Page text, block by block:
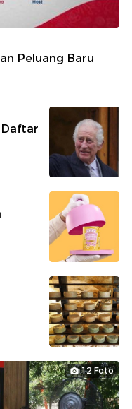
Peluang Baru
12 Foto